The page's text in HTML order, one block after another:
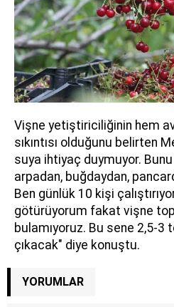
Vişne yetiştiriciliğinin hem
sıkıntısı olduğunu belirten
suya ihtiyaç duymuyor.
arpadan, buğdaydan,
Ben günlük 10 kişi
götürüyorum fakat vişne
bulamıyoruz. Bu sene 2,5-3
çıkacak" diye konuştu.
YORUMLAR